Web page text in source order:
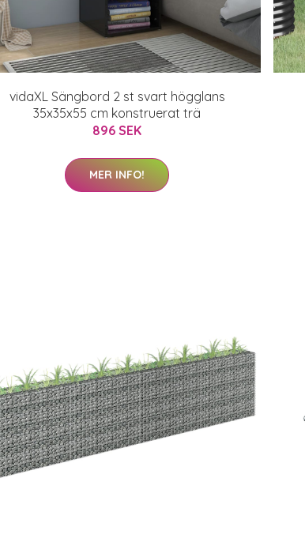
vidaXL Sängbord 2 st svart högglans
35x35x55 cm konstruerat trä
896 SEK
MER INFO!